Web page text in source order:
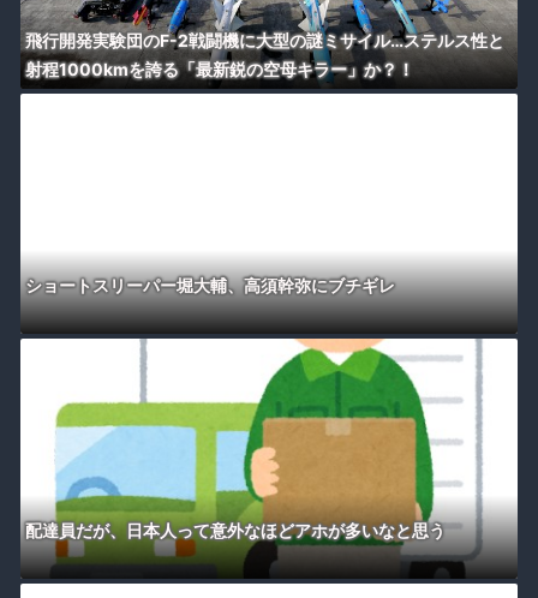
飛行開発実験団のF-2戦闘機に大型の謎ミサイル…ステルス性と
射程1000kmを誇る「最新鋭の空母キラー」か？！
ショートスリーパー堀大輔、高須幹弥にブチギレ
配達員だが、日本人って意外なほどアホが多いなと思う